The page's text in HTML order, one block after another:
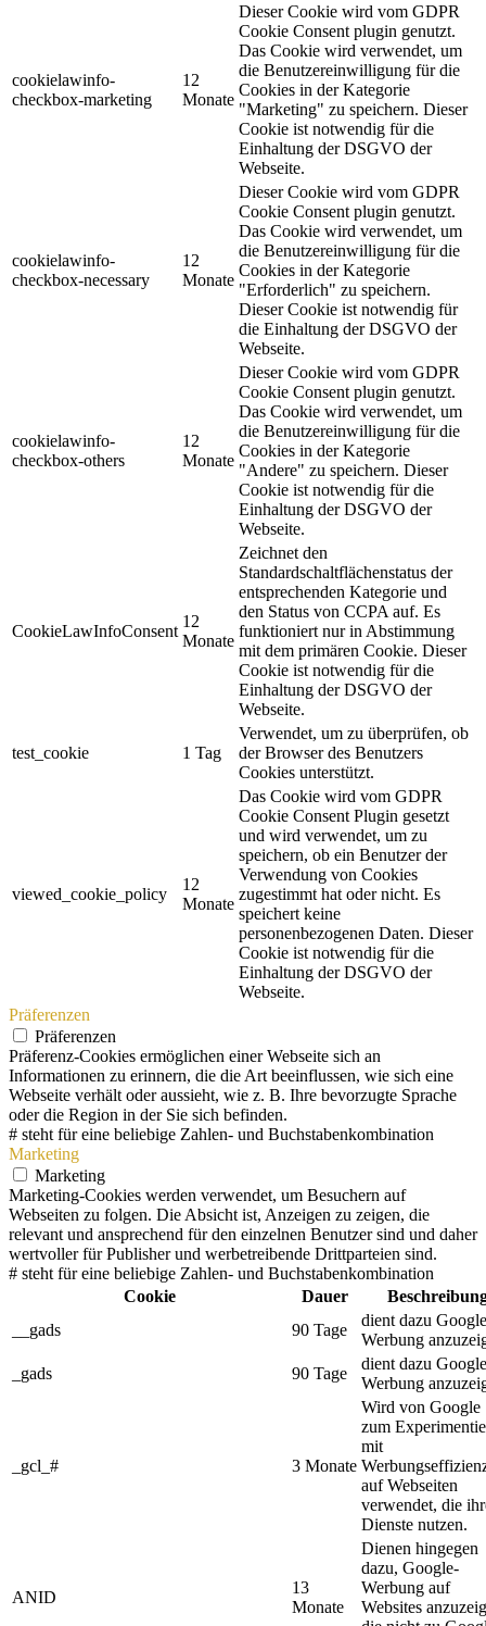
cookielawinfo-
checkbox-marketing
12
Monate
Dieser Cookie wird vom GDPR
Cookie Consent plugin genutzt.
Das Cookie wird verwendet, um
die Benutzereinwilligung für die
Cookies in der Kategorie
"Marketing" zu speichern. Dieser
Cookie ist notwendig für die
Einhaltung der DSGVO der
Webseite.
cookielawinfo-
checkbox-necessary
12
Monate
Dieser Cookie wird vom GDPR
Cookie Consent plugin genutzt.
Das Cookie wird verwendet, um
die Benutzereinwilligung für die
Cookies in der Kategorie
"Erforderlich" zu speichern.
Dieser Cookie ist notwendig für
die Einhaltung der DSGVO der
Webseite.
cookielawinfo-
checkbox-others
12
Monate
Dieser Cookie wird vom GDPR
Cookie Consent plugin genutzt.
Das Cookie wird verwendet, um
die Benutzereinwilligung für die
Cookies in der Kategorie
"Andere" zu speichern. Dieser
Cookie ist notwendig für die
Einhaltung der DSGVO der
Webseite.
CookieLawInfoConsent
12
Monate
Zeichnet den
Standardschaltflächenstatus der
entsprechenden Kategorie und
den Status von CCPA auf. Es
funktioniert nur in Abstimmung
mit dem primären Cookie. Dieser
Cookie ist notwendig für die
Einhaltung der DSGVO der
Webseite.
test_cookie 1 Tag
Verwendet, um zu überprüfen, ob
der Browser des Benutzers
Cookies unterstützt.
viewed_cookie_policy
12
Monate
Das Cookie wird vom GDPR
Cookie Consent Plugin gesetzt
und wird verwendet, um zu
speichern, ob ein Benutzer der
Verwendung von Cookies
zugestimmt hat oder nicht. Es
speichert keine
personenbezogenen Daten. Dieser
Cookie ist notwendig für die
Einhaltung der DSGVO der
Webseite.
Präferenzen
Präferenzen
Präferenz-Cookies ermöglichen einer Webseite sich an
Informationen zu erinnern, die die Art beeinflussen, wie sich eine
Webseite verhält oder aussieht, wie z. B. Ihre bevorzugte Sprache
oder die Region in der Sie sich befinden.
# steht für eine beliebige Zahlen- und Buchstabenkombination
Marketing
Marketing
Marketing-Cookies werden verwendet, um Besuchern auf
Webseiten zu folgen. Die Absicht ist, Anzeigen zu zeigen, die
relevant und ansprechend für den einzelnen Benutzer sind und daher
wertvoller für Publisher und werbetreibende Drittparteien sind.
# steht für eine beliebige Zahlen- und Buchstabenkombination
Cookie
Dauer
__gads
90 Tage
dient dazu Google
Werbung
_gads
90 Tage
dient dazu Google
Werbung
_gcl_# 3 Monate
Wird von Google
zum
mit
auf Webseiten
verwendet, die
Dienste nutzen.
ANID
13
Monate
Dienen hingegen
dazu, Google-
Werbung auf
Websites